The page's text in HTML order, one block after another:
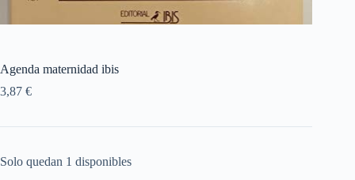
Agenda maternidad ibis
3,87 €
Solo quedan 1 disponibles